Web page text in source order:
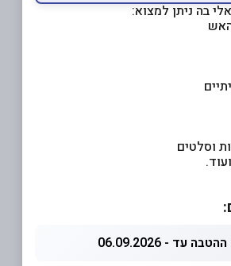
בה ניתן למצוא:
וסלטים
עד - 06.09.2026